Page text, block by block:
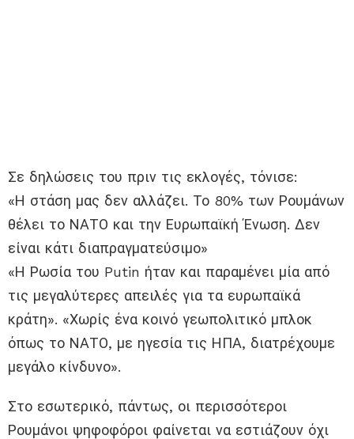
Σε δηλώσεις του πριν τις εκλογές, τόνισε:
«Η στάση μας δεν αλλάζει. Το 80% των Ρουμάνων
θέλει το ΝΑΤΟ και την Ευρωπαϊκή Ένωση. Δεν
είναι κάτι διαπραγματεύσιμο»
«Η Ρωσία του Putin ήταν και παραμένει μία από
τις μεγαλύτερες απειλές για τα ευρωπαϊκά
κράτη». «Χωρίς ένα κοινό γεωπολιτικό μπλοκ
όπως το ΝΑΤΟ, με ηγεσία τις ΗΠΑ, διατρέχουμε
μεγάλο κίνδυνο».
Στο εσωτερικό, πάντως, οι περισσότεροι
Ρουμάνοι ψηφοφόροι φαίνεται να εστιάζουν όχι